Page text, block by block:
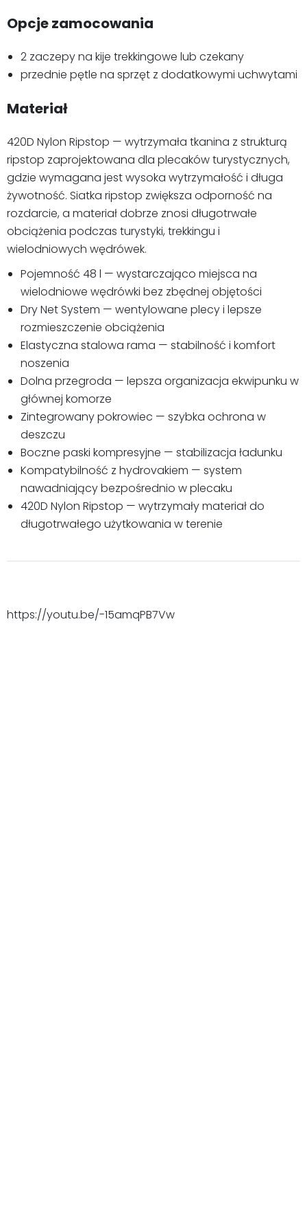
Opcje zamocowania
2 zaczepy na kije trekkingowe lub czekany
przednie pętle na sprzęt z dodatkowymi uchwytami
Materiał
420D Nylon Ripstop — wytrzymała tkanina z strukturą
ripstop zaprojektowana dla plecaków turystycznych,
gdzie wymagana jest wysoka wytrzymałość i długa
żywotność. Siatka ripstop zwiększa odporność na
rozdarcie, a materiał dobrze znosi długotrwałe
obciążenia podczas turystyki, trekkingu i
wielodniowych wędrówek.
Pojemność 48 l — wystarczająco miejsca na
wielodniowe wędrówki bez zbędnej objętości
Dry Net System — wentylowane plecy i lepsze
rozmieszczenie obciążenia
Elastyczna stalowa rama — stabilność i komfort
noszenia
Dolna przegroda — lepsza organizacja ekwipunku w
głównej komorze
Zintegrowany pokrowiec — szybka ochrona w
deszczu
Boczne paski kompresyjne — stabilizacja ładunku
Kompatybilność z hydrovakiem — system
nawadniający bezpośrednio w plecaku
420D Nylon Ripstop — wytrzymały materiał do
długotrwałego użytkowania w terenie
https://youtu.be/-15amqPB7Vw